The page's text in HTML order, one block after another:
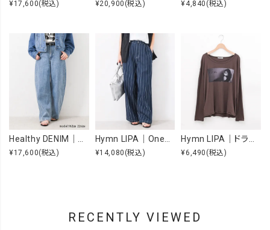
¥17,600(税込) ¥20,900 (税込) ¥4,840 (税込)
¥17,600(税込) ¥14,080 (税込) ¥6,490 (税込)
RECENTLY VIEWED